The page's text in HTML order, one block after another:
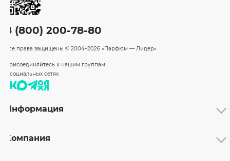
8 (800) 200-78-80
Все права защищены © 2004–2026 «Парфюм — Лидер»
Присоединяйтесь к нашим группам
в социальных сетях
Информация
Бренды
Компания